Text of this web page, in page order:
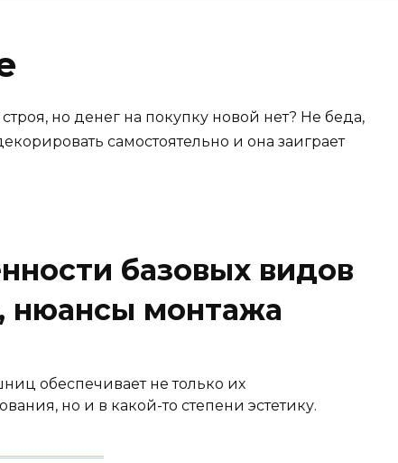
но денег на покупку новой нет? Не беда,
самостоятельно и она заиграет
базовых видов
нюансы монтажа
обеспечивает не только их
но и в какой-то степени эстетику.